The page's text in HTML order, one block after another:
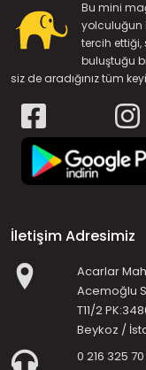
Bu mini
yolculuğun
tercih ettiği,
buluştuğu
siz de aradığınız tüm
İletişim Adresimiz
Acarlar
Acemoğlu
T11/2
Beykoz /
0 216 325